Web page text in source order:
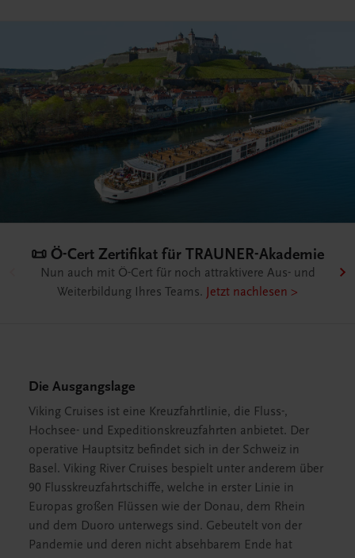
👨🏻‍🍳 Live-Trainings für Ihre
Mitarbeiter/innen
entdecken & buchen >
Die Ausgangslage
Viking Cruises ist eine Kreuzfahrtlinie, die Fluss-,
Hochsee- und Expeditionskreuzfahrten anbietet. Der
operative Hauptsitz befindet sich in der Schweiz in
Basel. Viking River Cruises bespielt unter anderem über
90 Flusskreuzfahrtschiffe, welche in erster Linie in
Europas großen Flüssen wie der Donau, dem Rhein
und dem Duoro unterwegs sind. Gebeutelt von der
Pandemie und deren nicht absehbarem Ende hat